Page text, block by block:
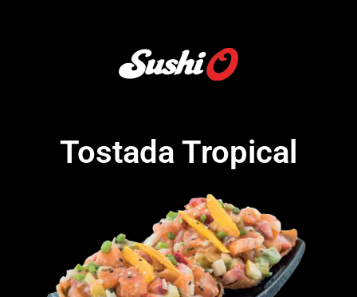
Tostada Tropical